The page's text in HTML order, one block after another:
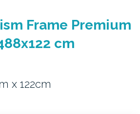
Frame Premium
cm
x 122cm